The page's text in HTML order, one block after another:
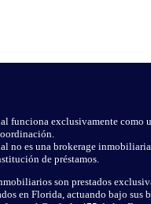
funciona exclusivamente como
no es una brokerage
de préstamos.
son prestados
en Florida, actuando bajo sus